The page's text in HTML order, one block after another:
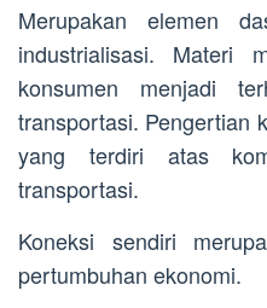
Merupakan elemen
industrialisasi. Materi
konsumen menjadi
transportasi. Pengertian
yang terdiri atas
transportasi.
Koneksi sendiri
pertumbuhan ekonomi.